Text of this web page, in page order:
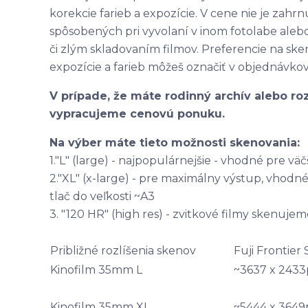
korekcie farieb a expozície. V cene nie je
spôsobených pri vyvolaní v inom fotolabe
či zlým skladovaním filmov. Preferencie na
expozície a farieb môžeš označiť v
V prípade, že máte rodinný archív alebo
vypracujeme cenovú ponuku.
Na výber máte tieto možnosti skenovania:
1."L" (large) - najpopulárnejšie - vhodné pre
2."XL" (x-large) - pre maximálny výstup,
tlač do veľkosti ~A3
3. "120 HR" (high res) - zvitkové filmy
Približné rozlíšenia skenov
Fuji Frontier
Kinofilm 35mm L
~3637 x